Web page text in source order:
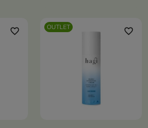
favorite_border OUTLET favorite_border